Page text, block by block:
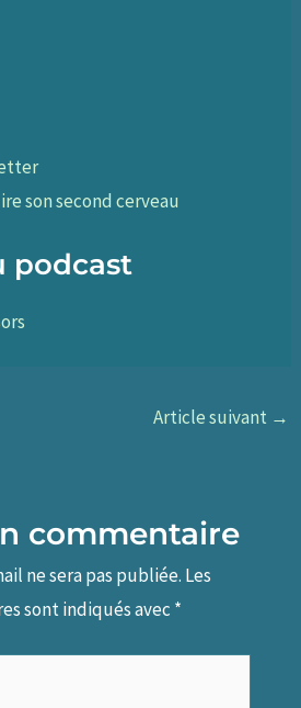
son second cerveau
podcast
Article suivant →
commentaire
ne sera pas publiée. Les
sont indiqués avec *